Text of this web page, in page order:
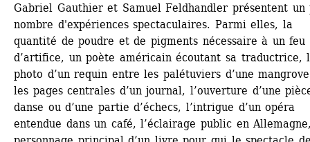
Gabriel Gauthier et Samuel Feldhandler présentent un
nombre d'expériences spectaculaires. Parmi elles, la
quantité de poudre et de pigments nécessaire à un feu
d’artifice, un poète américain écoutant sa traductrice,
photo d’un requin entre les palétuviers d’une
les pages centrales d’un journal, l’ouverture d’une
danse ou d’une partie d’échecs, l’intrigue d’un opéra
entendue dans un café, l’éclairage public en